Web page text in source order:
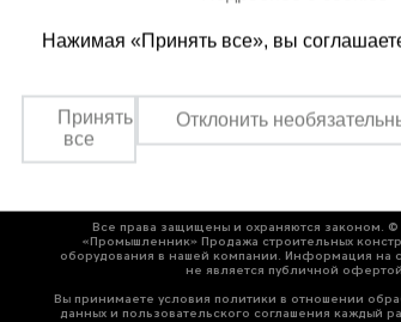
Заказать звонок
Все права защищены и охраняются законом. ©
«Промышленник» Продажа строительных
оборудования в нашей компании. Информация на
не является публичной офертой
Вы принимаете условия политики в отношении
данных и пользовательского соглашения каждый
Нажимая «Принять все», вы
Принять
все
Отклонить